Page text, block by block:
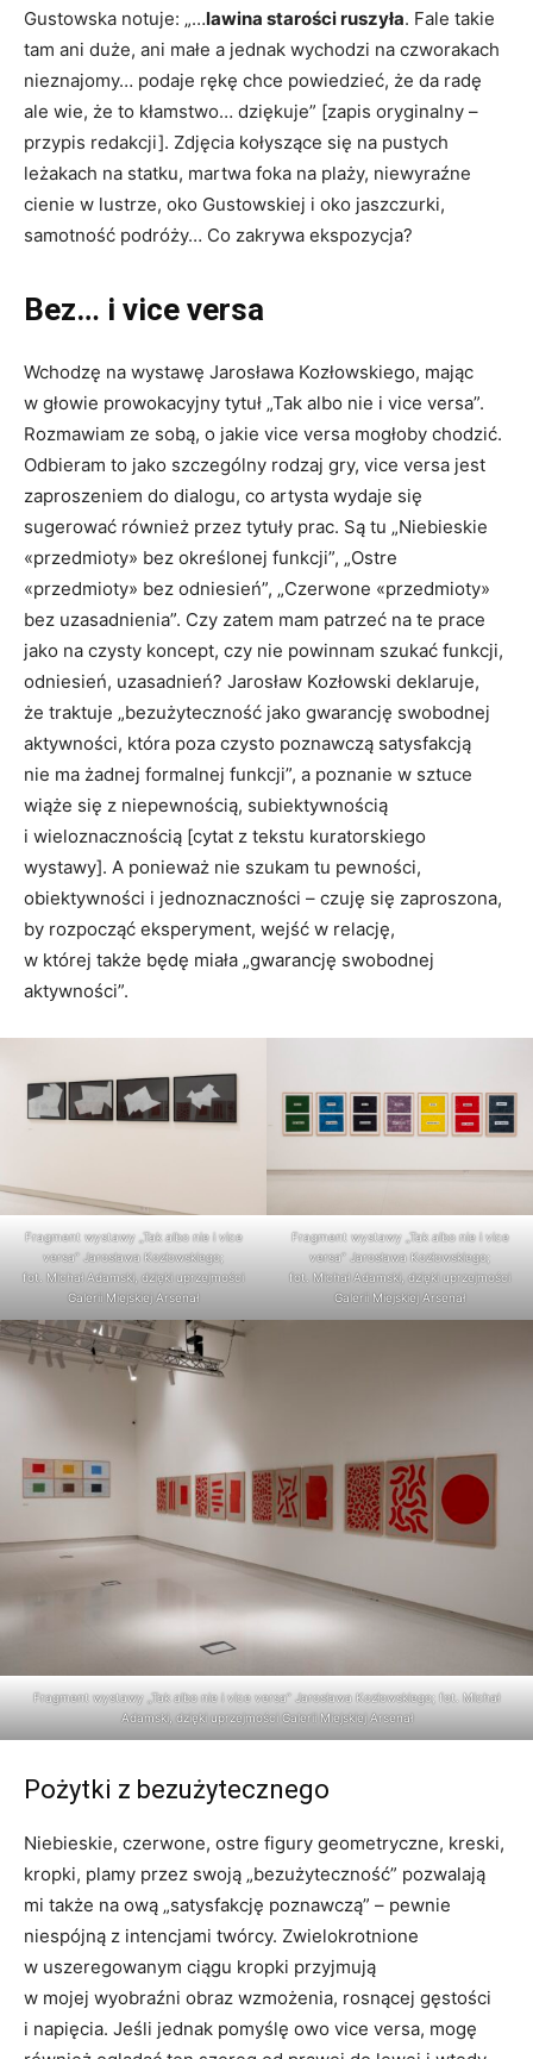
Gustowska notuje: „…lawina starości ruszyła. Fale takie
tam ani duże, ani małe a jednak wychodzi na czworakach
nieznajomy… podaje rękę chce powiedzieć, że da radę
ale wie, że to kłamstwo… dziękuje” [zapis oryginalny –
przypis redakcji]. Zdjęcia kołyszące się na pustych
leżakach na statku, martwa foka na plaży, niewyraźne
cienie w lustrze, oko Gustowskiej i oko jaszczurki,
samotność podróży… Co zakrywa ekspozycja?
Bez… i vice versa
Wchodzę na wystawę Jarosława Kozłowskiego, mając
w głowie prowokacyjny tytuł „Tak albo nie i vice versa”.
Rozmawiam ze sobą, o jakie vice versa mogłoby chodzić.
Odbieram to jako szczególny rodzaj gry, vice versa jest
zaproszeniem do dialogu, co artysta wydaje się
sugerować również przez tytuły prac. Są tu „Niebieskie
«przedmioty» bez określonej funkcji”, „Ostre
«przedmioty» bez odniesień”, „Czerwone «przedmioty»
bez uzasadnienia”. Czy zatem mam patrzeć na te prace
jako na czysty koncept, czy nie powinnam szukać funkcji,
odniesień, uzasadnień? Jarosław Kozłowski deklaruje,
że traktuje „bezużyteczność jako gwarancję swobodnej
aktywności, która poza czysto poznawczą satysfakcją
nie ma żadnej formalnej funkcji”, a poznanie w sztuce
wiąże się z niepewnością, subiektywnością
i wieloznacznością [cytat z tekstu kuratorskiego
wystawy]. A ponieważ nie szukam tu pewności,
obiektywności i jednoznaczności – czuję się zaproszona,
by rozpocząć eksperyment, wejść w relację,
w której także będę miała „gwarancję swobodnej
aktywności”.
Fragment wystawy „Tak albo nie i vice
versa” Jarosława Kozłowskiego;
fot. Michał Adamski, dzięki uprzejmości
Galerii Miejskiej Arsenał
Fragment wystawy „Tak albo nie i vice
versa” Jarosława Kozłowskiego;
fot. Michał Adamski, dzięki uprzejmości
Galerii Miejskiej Arsenał
Fragment wystawy „Tak albo nie i vice versa” Jarosława Kozłowskiego; fot. Michał
Adamski, dzięki uprzejmości Galerii Miejskiej Arsenał
Pożytki z bezużytecznego
Niebieskie, czerwone, ostre figury geometryczne, kreski,
kropki, plamy przez swoją „bezużyteczność” pozwalają
mi także na ową „satysfakcję poznawczą” – pewnie
niespójną z intencjami twórcy. Zwielokrotnione
w uszeregowanym ciągu kropki przyjmują
w mojej wyobraźni obraz wzmożenia, rosnącej gęstości
i napięcia. Jeśli jednak pomyślę owo vice versa, mogę